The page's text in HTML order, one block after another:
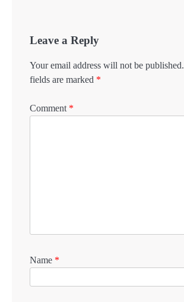
Leave a Reply
Your email address will not be published.
fields are marked *
Comment *
Name *